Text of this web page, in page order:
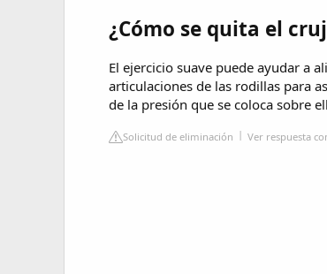
¿Cómo se quita el
El ejercicio suave puede ayudar a
articulaciones de las rodillas para
de la presión que se coloca sobre
Solicitud de eliminación Ver respuesta